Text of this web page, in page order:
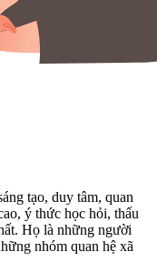
tạo, duy tâm, quan
ý thức học hỏi, thấu
Họ là những người
nhóm quan hệ xã